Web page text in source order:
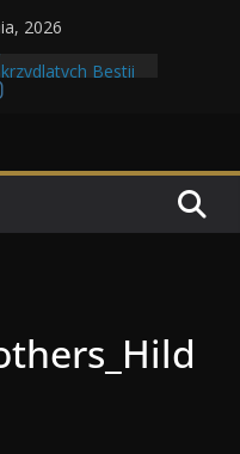
2026
filmowe 2026
Bestii
z elfami